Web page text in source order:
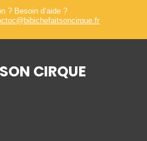
? Besoin d’aide ?
CIRQUE